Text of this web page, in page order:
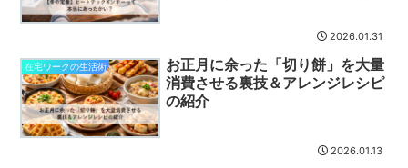
2026.01.31
在宅ワークの生活術
お正月に余った「切り餅」を大量
消費させる裏技＆アレンジレシピ
の紹介
2026.01.13